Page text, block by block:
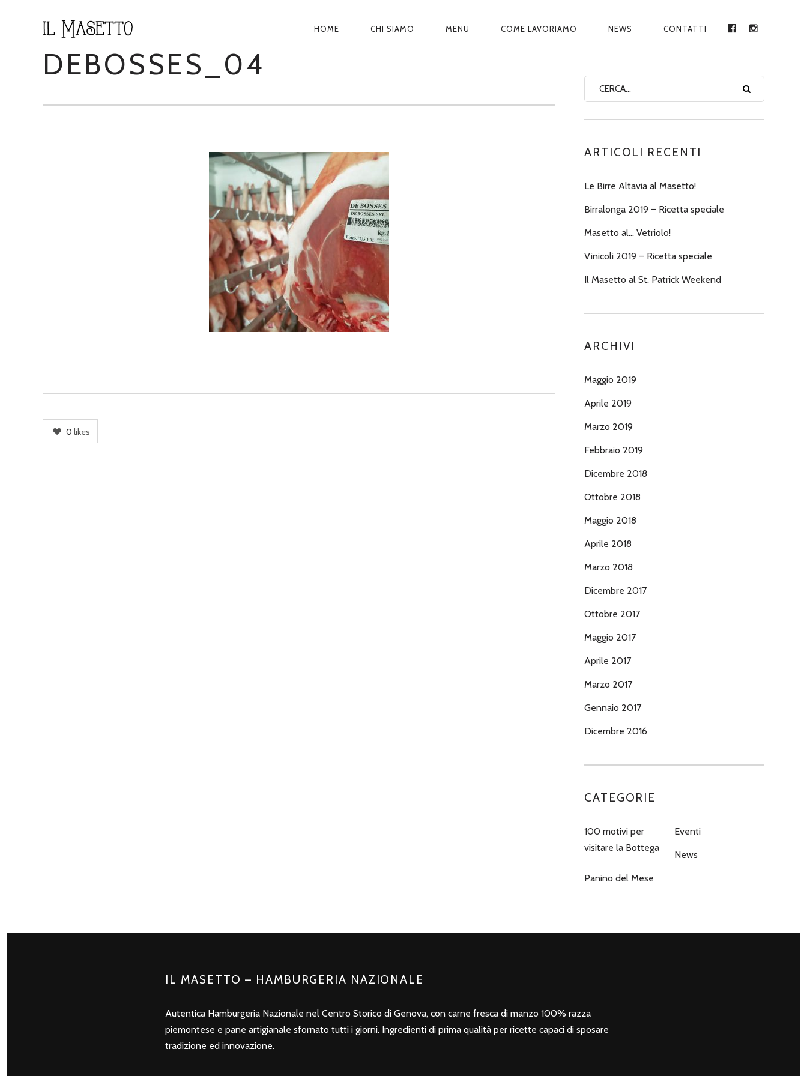
N
G
Z
I
O
N
E
P
R
I
N
P
HOME CHI SIAMO MENU COME LAVORIAMO NEWS CONTATTI
FACEBOOK
DEBOSSES_04
0 likes
ARTICOLI RECENTI
Le Birre Altavia al Masetto!
Birralonga 2019 – Ricetta speciale
Masetto al… Vetriolo!
Vinicoli 2019 – Ricetta speciale
Il Masetto al St. Patrick Weekend
ARCHIVI
Maggio 2019
Aprile 2019
Marzo 2019
Febbraio 2019
Dicembre 2018
Ottobre 2018
Maggio 2018
Aprile 2018
Marzo 2018
Dicembre 2017
Ottobre 2017
Maggio 2017
Aprile 2017
Marzo 2017
Gennaio 2017
Dicembre 2016
CATEGORIE
100 motivi per
visitare la Bottega
Eventi
News
Panino del Mese
IL MASETTO – HAMBURGERIA NAZIONALE
Autentica Hamburgeria Nazionale nel Centro Storico di Genova, con carne fresca di manzo 100% razza
piemontese e pane artigianale sfornato tutti i giorni. Ingredienti di prima qualità per ricette capaci di sposare
tradizione ed innovazione.